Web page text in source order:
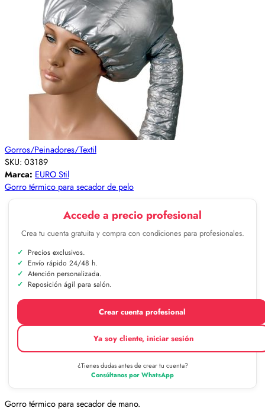
Gorros/Peinadores/Textil
SKU: 03189
Marca: EURO Stil
Gorro térmico para secador de pelo
Accede a precio profesional
Crea tu cuenta gratuita y compra con condiciones para profesionales.
Precios exclusivos.
Envío rápido 24/48 h.
Atención personalizada.
Reposición ágil para salón.
Crear cuenta profesional
Ya soy cliente, iniciar sesión
¿Tienes dudas antes de crear tu cuenta?
Consúltanos por WhatsApp
Gorro térmico para secador de mano.